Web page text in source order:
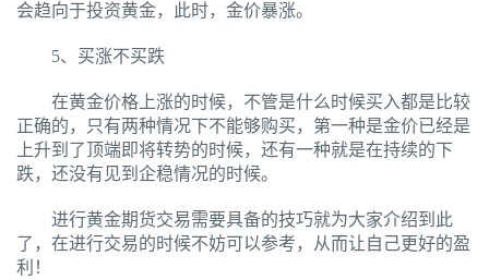
会趋向于投资黄金，此时，金价暴涨。
5、买涨不买跌
在黄金价格上涨的时候，不管是什么时候买入都是比较
正确的，只有两种情况下不能够购买，第一种是金价已经是
上升到了顶端即将转势的时候，还有一种就是在持续的下
跌，还没有见到企稳情况的时候。
进行黄金期货交易需要具备的技巧就为大家介绍到此
了，在进行交易的时候不妨可以参考，从而让自己更好的盈
利！